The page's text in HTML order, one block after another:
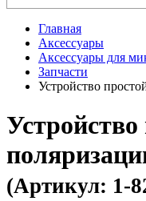
Главная
Аксессуары
Аксессуары для
Запчасти
Устройство
Устройство
(Артикул: 1-